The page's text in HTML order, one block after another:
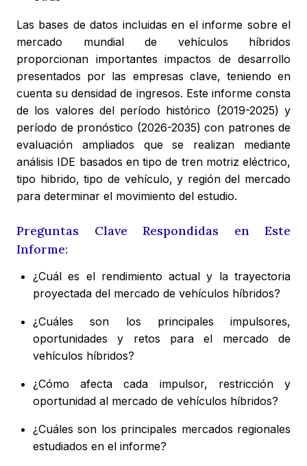
Las bases de datos incluidas en el informe sobre el
mercado mundial de vehículos híbridos
proporcionan importantes impactos de desarrollo
presentados por las empresas clave, teniendo en
cuenta su densidad de ingresos. Este informe consta
de los valores del período histórico (2019-2025) y
período de pronóstico (2026-2035) con patrones de
evaluación ampliados que se realizan mediante
análisis IDE basados en tipo de tren motriz eléctrico,
tipo hibrido, tipo de vehículo, y región del mercado
para determinar el movimiento del estudio.
Preguntas Clave Respondidas en Este
Informe:
¿Cuál es el rendimiento actual y la trayectoria
proyectada del mercado de vehículos híbridos?
¿Cuáles son los principales impulsores,
oportunidades y retos para el mercado de
vehículos híbridos?
¿Cómo afecta cada impulsor, restricción y
oportunidad al mercado de vehículos híbridos?
¿Cuáles son los principales mercados regionales
estudiados en el informe?